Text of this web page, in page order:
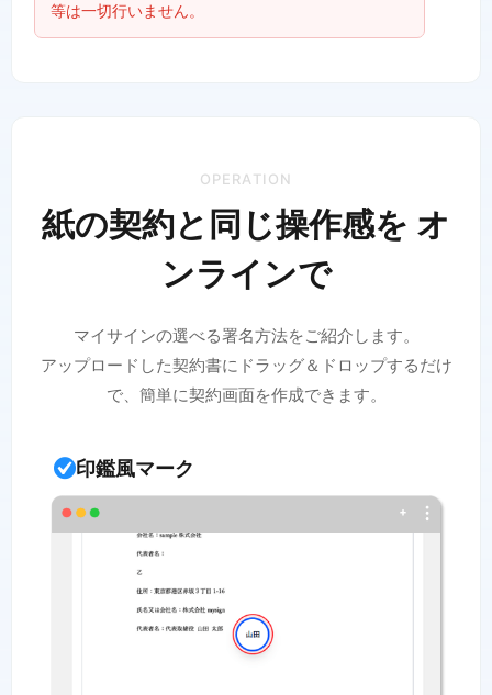
等は一切行いません。
OPERATION
紙の契約と同じ操作感を オ
ンラインで
マイサインの選べる署名方法をご紹介します。
アップロードした契約書にドラッグ＆ドロップするだけ
で、簡単に契約画面を作成できます。
印鑑風マーク